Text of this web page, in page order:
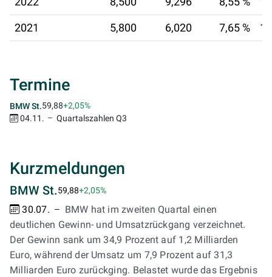
2021 5,800 6,020 7,65 %
Termine
BMW St.59,88+2,05%
04.11.
Quartalszahlen Q3
Kurzmeldungen
BMW St.59,88+2,05%
30.07.
BMW hat im zweiten Quartal einen
deutlichen Gewinn- und Umsatzrückgang verzeichnet.
Der Gewinn sank um 34,9 Prozent auf 1,2 Milliarden
Euro, während der Umsatz um 7,9 Prozent auf 31,3
Milliarden Euro zurückging. Belastet wurde das Ergebnis